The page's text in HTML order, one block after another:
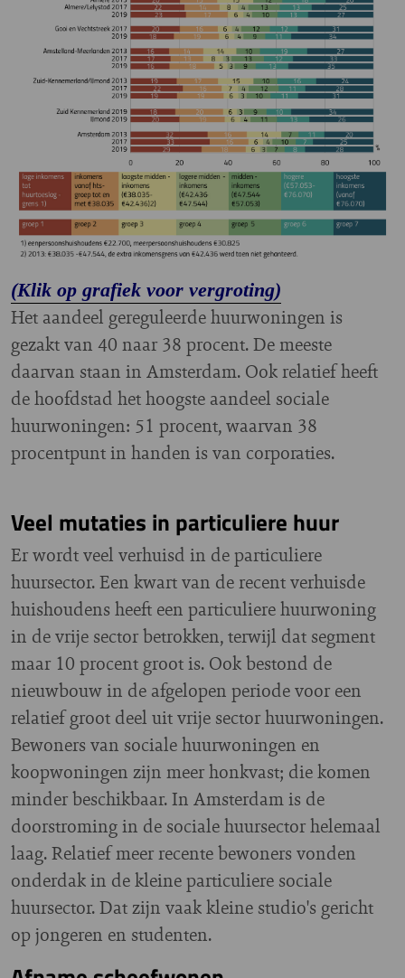
(Klik op grafiek voor vergroting)
Het aandeel gereguleerde huurwoningen is
gezakt van 40 naar 38 procent. De meeste
daarvan staan in Amsterdam. Ook relatief heeft
de hoofdstad het hoogste aandeel sociale
huurwoningen: 51 procent, waarvan 38
procentpunt in handen is van corporaties.
Veel mutaties in particuliere huur
Er wordt veel verhuisd in de particuliere
huursector. Een kwart van de recent verhuisde
huishoudens heeft een particuliere huurwoning
in de vrije sector betrokken, terwijl dat segment
maar 10 procent groot is. Ook bestond de
nieuwbouw in de afgelopen periode voor een
relatief groot deel uit vrije sector huurwoningen.
Bewoners van sociale huurwoningen en
koopwoningen zijn meer honkvast; die komen
minder beschikbaar. In Amsterdam is de
doorstroming in de sociale huursector helemaal
laag. Relatief meer recente bewoners vonden
onderdak in de kleine particuliere sociale
huursector. Dat zijn vaak kleine studio's gericht
op jongeren en studenten.